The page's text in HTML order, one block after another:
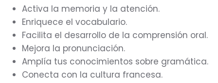
Activa la memoria y la atención.
Enriquece el vocabulario.
Facilita el desarrollo de la comprensión oral.
Mejora la pronunciación.
Amplía tus conocimientos sobre gramática.
Conecta con la cultura francesa.